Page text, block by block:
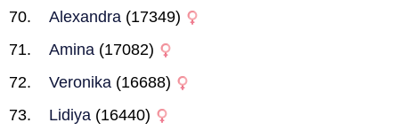
Alexandra (17349)
Amina (17082)
Veronika (16688)
Lidiya (16440)